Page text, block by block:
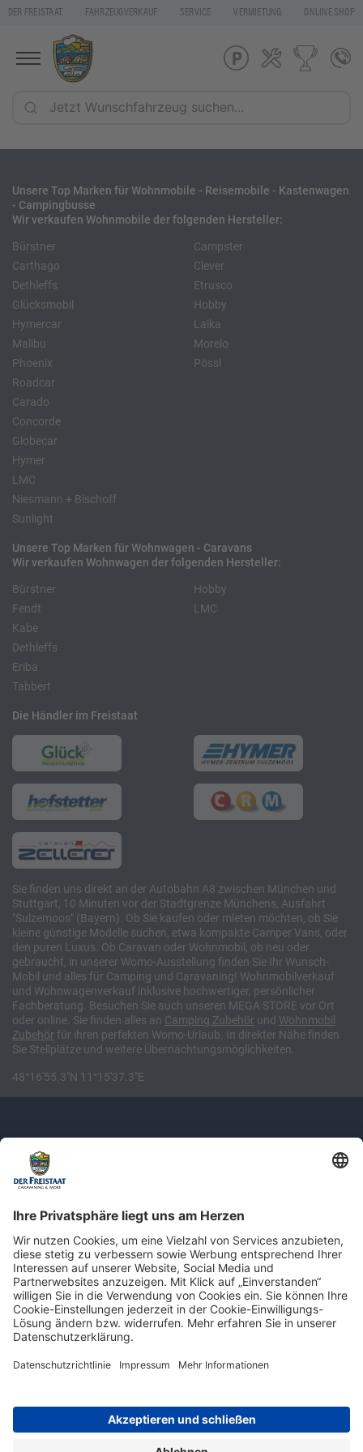
DER FREISTAAT FAHRZEUGVERKAUF SERVICE VERMIETUNG ONLINE SHOP
Unsere Top Marken für Wohnmobile - Reisemobile - Kastenwagen
- Campingbusse
Wir verkaufen Wohnmobile der folgenden Hersteller:
Bürstner
Carthago
Dethleffs
Glücksmobil
Hymercar
Malibu
Phoenix
Roadcar
Campster
Clever
Etrusco
Hobby
Laika
Morelo
Pössl
Carado
Concorde
Globecar
Hymer
LMC
Niesmann + Bischoff
Sunlight
Unsere Top Marken für Wohnwagen - Caravans
Wir verkaufen Wohnwagen der folgenden Hersteller:
Bürstner
Fendt
Kabe
Hobby
LMC
Dethleffs
Eriba
Tabbert
Die Händler im Freistaat
Sie finden uns direkt an der Autobahn A8 zwischen München und
Stuttgart, 10 Minuten vor der Stadtgrenze Münchens, Ausfahrt
"Sulzemoos" (Bayern). Ob Sie kaufen oder mieten möchten, ob Sie
kleine günstige Modelle suchen, etwa kompakte Camper Vans, oder
den puren Luxus. Ob Caravan oder Wohnmobil, ob neu oder
gebraucht, in unserer Womo-Ausstellung finden Sie Ihr Wunsch-
Mobil und alles für Camping und Caravaning! Wohnmobilverkauf
und Wohnwagenverkauf inklusive hochwertiger, persönlicher
Fachberatung. Besuchen Sie auch unseren MEGA STORE vor Ort
oder online. Sie finden alles an Camping Zubehör und Wohnmobil
Zubehör für ihren perfekten Womo-Urlaub. In direkter Nähe finden
Sie Stellplätze und weitere Übernachtungsmöglichkeiten.
48°16'55.3"N 11°15'37.3"E
Newsletter: Jetzt auf
shop.derfreistaat.de anmelden und
einen 5€ Gutschein für unseren Online-
Shop erhalten!*
Impressum Datenschutz Barrierefreiheit